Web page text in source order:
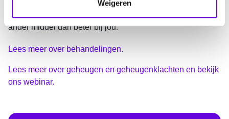
Weigeren
ervoor zorgen dat deze minder goed werken. Krijg je
klachten? Overleg dan met je neuroloog. Soms past een
ander middel dan beter bij jou.
Lees meer over behandelingen.
Lees meer over geheugen en geheugenklachten en bekijk
ons webinar.